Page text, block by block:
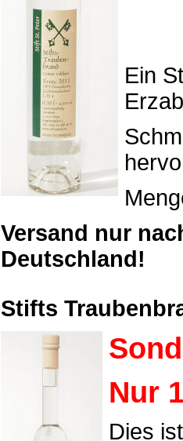
Ein
Versand nur
Deutschland!
Stifts
Nur
Dies